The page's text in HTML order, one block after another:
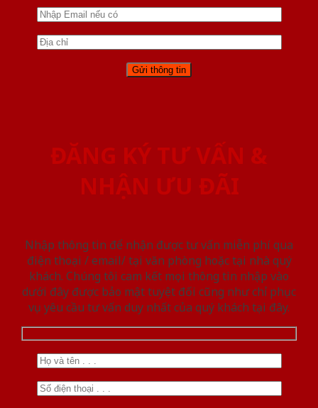
ĐĂNG KÝ TƯ VẤN &
NHẬN ƯU ĐÃI
Nhập thông tin để nhận được tư vấn miễn phí qua
điện thoại / email/ tại văn phòng hoặc tại nhà quý
khách. Chúng tôi cam kết mọi thông tin nhập vào
dưới đây được bảo mật tuyệt đối cũng như chỉ phục
vụ yêu cầu tư vấn duy nhất của quý khách tại đây.